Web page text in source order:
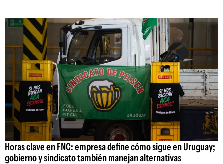
Horas clave en FNC: empresa define cómo sigue en Uruguay;
gobierno y sindicato también manejan alternativas